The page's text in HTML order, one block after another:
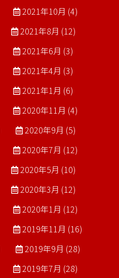
2021年10月 (4)
2021年8月 (12)
2021年6月 (3)
2021年4月 (3)
2021年1月 (6)
2020年11月 (4)
2020年9月 (5)
2020年7月 (12)
2020年5月 (10)
2020年3月 (12)
2020年1月 (12)
2019年11月 (16)
2019年9月 (28)
2019年7月 (28)